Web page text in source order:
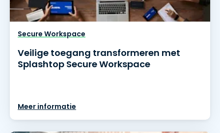
Secure Workspace
Veilige toegang transformeren met
Splashtop Secure Workspace
Meer informatie